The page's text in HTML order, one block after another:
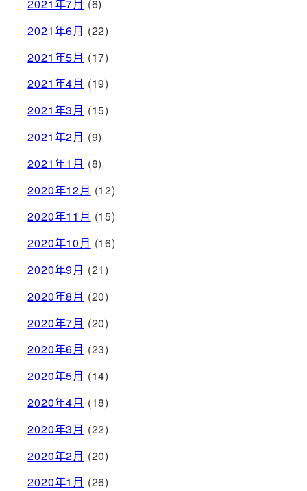
2021年7月 (6)
2021年6月 (22)
2021年5月 (17)
2021年4月 (19)
2021年3月 (15)
2021年2月 (9)
2021年1月 (8)
2020年12月 (12)
2020年11月 (15)
2020年10月 (16)
2020年9月 (21)
2020年8月 (20)
2020年7月 (20)
2020年6月 (23)
2020年5月 (14)
2020年4月 (18)
2020年3月 (22)
2020年2月 (20)
2020年1月 (26)